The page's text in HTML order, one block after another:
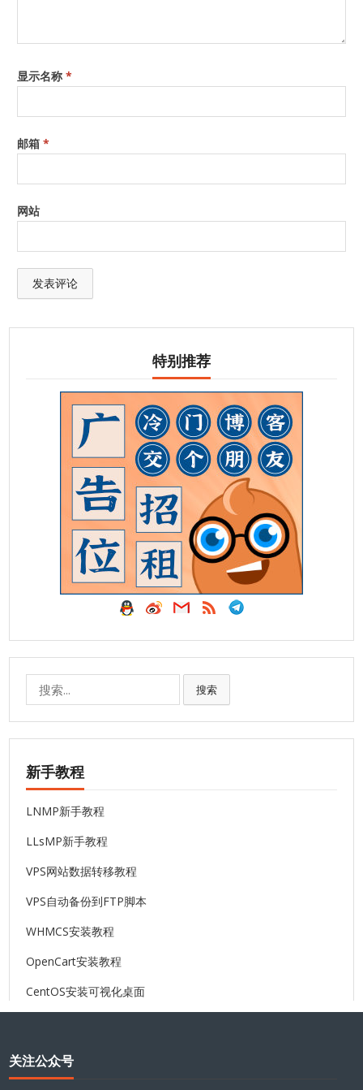
显示名称*
邮箱*
网站
特别推荐
搜索
新手教程
LNMP新手教程
LLsMP新手教程
VPS网站数据转移教程
VPS自动备份到FTP脚本
WHMCS安装教程
OpenCart安装教程
CentOS安装可视化桌面
关注公众号